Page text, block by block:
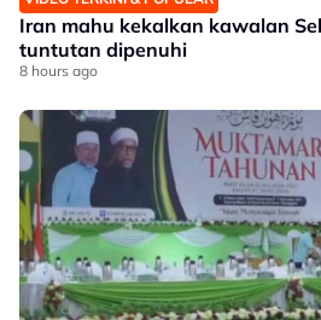
Iran mahu kekalkan kawalan
tuntutan dipenuhi
8 hours ago